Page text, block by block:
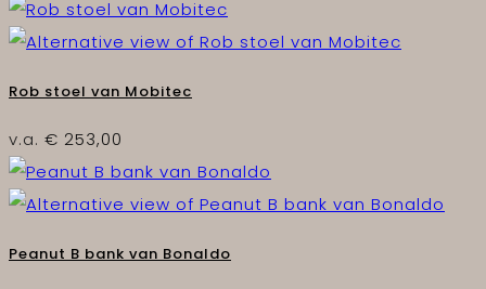
Rob stoel van Mobitec
v.a. € 253,00
Peanut B bank van Bonaldo